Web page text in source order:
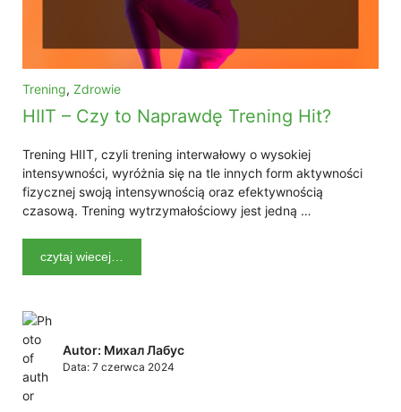
Trening, Zdrowie
HIIT – Czy to Naprawdę Trening Hit?
Trening HIIT, czyli trening interwałowy o wysokiej
intensywności, wyróżnia się na tle innych form aktywności
fizycznej swoją intensywnością oraz efektywnością
czasową. Trening wytrzymałościowy jest jedną …
czytaj wiecej…
Autor: Михал Лабус
Data: 7 czerwca 2024